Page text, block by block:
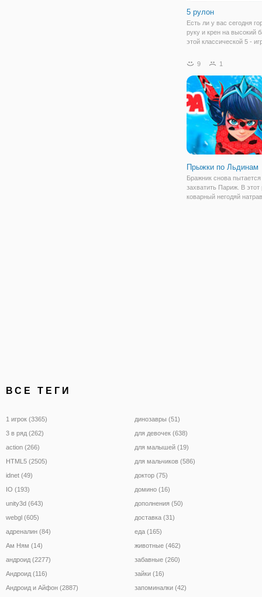
5 рулон
Есть ли у вас сегодня
руку и крен на высокий
этой классической 5 -
игры в кости, свернуть
полные залы, и
9 1
Прыжки по Льдинам
Бражник снова пытается
захватить Париж. В этот
коварный негодяй
ВСЕ ТЕГИ
1 игрок (3365)
3 в ряд (262)
action (266)
HTML5 (2505)
idnet (49)
IO (193)
unity3d (643)
webgl (605)
адреналин (84)
Ам Ням (14)
андроид (2277)
Андроид (116)
Андроид и Айфон (2887)
динозавры (51)
для девочек (638)
для малышей (19)
для мальчиков (586)
доктор (75)
домино (16)
дополнения (50)
доставка (31)
еда (165)
животные (462)
забавные (260)
зайки (16)
запоминалки (42)